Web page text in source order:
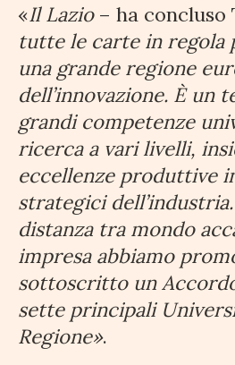
«Il Lazio– ha concluso
tutte le carte in regola
una grande regione
dell’innovazione. È
grandi competenze
ricerca a vari livelli,
eccellenze produttive
strategici
distanza tra mondo
impresa abbiamo
sottoscritto un
sette principali
Regione».